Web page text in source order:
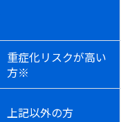
重症化リスクが高い
方※
上記以外の方